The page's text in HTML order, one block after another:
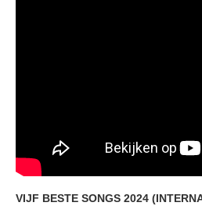
VIJF BESTE SONGS 2024